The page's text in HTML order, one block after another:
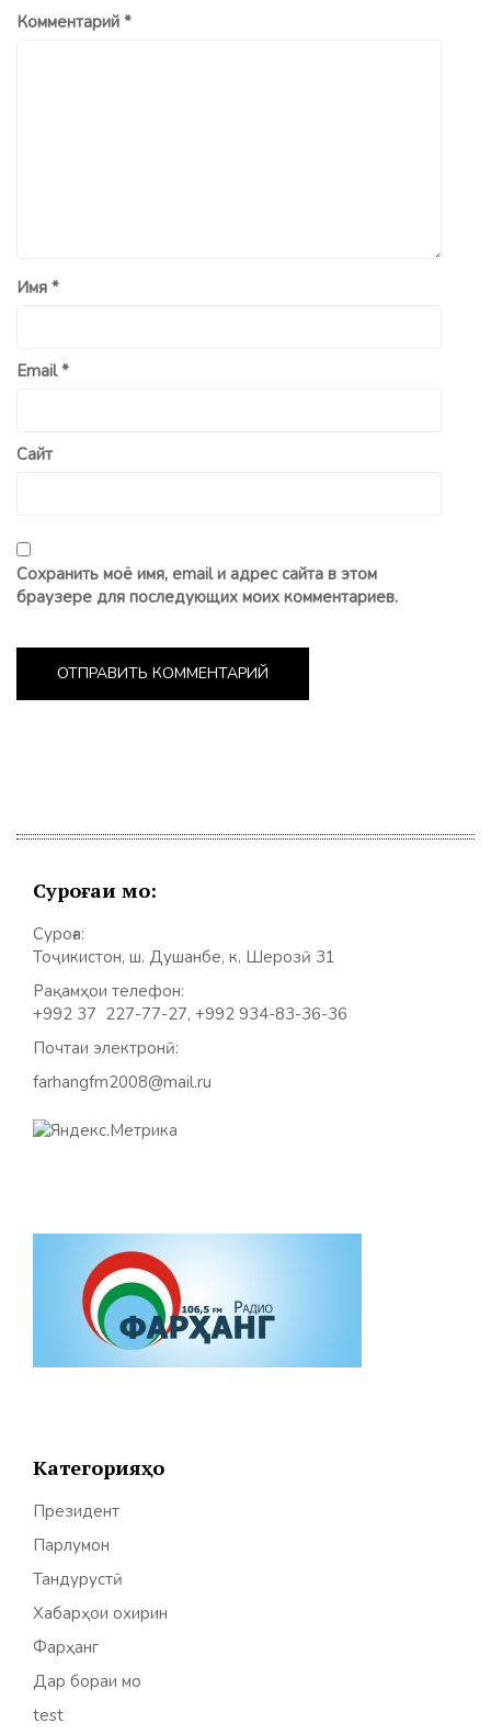
Комментарий *
Имя *
Email*
Сайт
Сохранить моё имя, email и адрес сайта в этом
браузере для последующих моих комментариев.
Суроғаи мо:
Суроға:
Тоҷикистон, ш. Душанбе, к. Шерозӣ 31
Рақамҳои телефон:
+992 37 227-77-27, +992 934-83-36-36
Почтаи электронӣ:
farhangfm2008@mail.ru
Категорияҳо
Президент
Парлумон
Тандурустӣ
Хабарҳои охирин
Фарҳанг
Дар бораи мо
test